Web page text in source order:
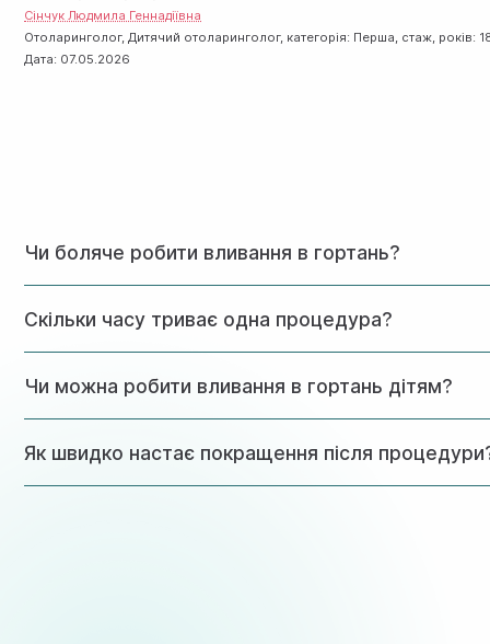
Сінчук Людмила Геннадіївна
Отоларинголог, Дитячий отоларинголог, категорія: Перша, стаж, років:
Дата: 07.05.2026
Чи боляче робити вливання в гортань?
Скільки часу триває одна процедура?
Чи можна робити вливання в гортань дітям?
Як швидко настає покращення після